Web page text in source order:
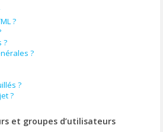
?
?
?
?
?
et groupes d’utilisateurs